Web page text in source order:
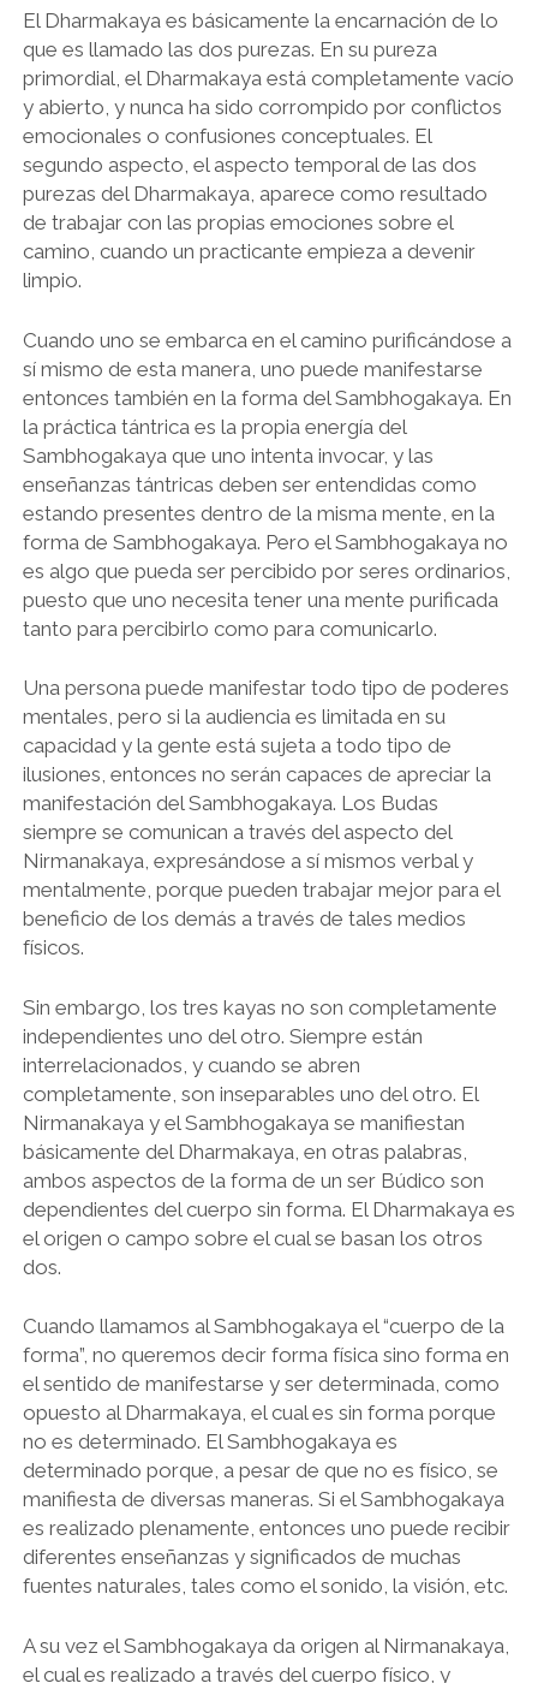
El Dharmakaya es básicamente la encarnación de lo
que es llamado las dos purezas. En su pureza
primordial, el Dharmakaya está completamente vacío
y abierto, y nunca ha sido corrompido por conflictos
emocionales o confusiones conceptuales. El
segundo aspecto, el aspecto temporal de las dos
purezas del Dharmakaya, aparece como resultado
de trabajar con las propias emociones sobre el
camino, cuando un practicante empieza a devenir
limpio.
Cuando uno se embarca en el camino purificándose a
sí mismo de esta manera, uno puede manifestarse
entonces también en la forma del Sambhogakaya. En
la práctica tántrica es la propia energía del
Sambhogakaya que uno intenta invocar, y las
enseñanzas tántricas deben ser entendidas como
estando presentes dentro de la misma mente, en la
forma de Sambhogakaya. Pero el Sambhogakaya no
es algo que pueda ser percibido por seres ordinarios,
puesto que uno necesita tener una mente purificada
tanto para percibirlo como para comunicarlo.
Una persona puede manifestar todo tipo de poderes
mentales, pero si la audiencia es limitada en su
capacidad y la gente está sujeta a todo tipo de
ilusiones, entonces no serán capaces de apreciar la
manifestación del Sambhogakaya. Los Budas
siempre se comunican a través del aspecto del
Nirmanakaya, expresándose a sí mismos verbal y
mentalmente, porque pueden trabajar mejor para el
beneficio de los demás a través de tales medios
físicos.
Sin embargo, los tres kayas no son completamente
independientes uno del otro. Siempre están
interrelacionados, y cuando se abren
completamente, son inseparables uno del otro. El
Nirmanakaya y el Sambhogakaya se manifiestan
básicamente del Dharmakaya, en otras palabras,
ambos aspectos de la forma de un ser Búdico son
dependientes del cuerpo sin forma. El Dharmakaya es
el origen o campo sobre el cual se basan los otros
dos.
Cuando llamamos al Sambhogakaya el “cuerpo de la
forma”, no queremos decir forma física sino forma en
el sentido de manifestarse y ser determinada, como
opuesto al Dharmakaya, el cual es sin forma porque
no es determinado. El Sambhogakaya es
determinado porque, a pesar de que no es físico, se
manifiesta de diversas maneras. Si el Sambhogakaya
es realizado plenamente, entonces uno puede recibir
diferentes enseñanzas y significados de muchas
fuentes naturales, tales como el sonido, la visión, etc.
A su vez el Sambhogakaya da origen al Nirmanakaya,
el cual es realizado a través del cuerpo físico, y